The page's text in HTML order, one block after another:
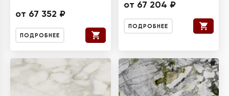
от 67 352 ₽
ПОДРОБНЕЕ
от 67 204 ₽
ПОДРОБНЕЕ